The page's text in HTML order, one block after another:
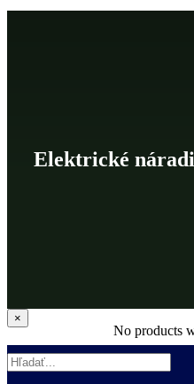
Elektrické
No products
Zatvoriť
rýchle
zobrazenie
produktu
×